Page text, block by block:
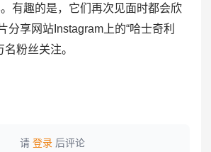
有趣的是，它们再次见面时都会欣
分享网站Instagram上的“哈士奇利
粉丝关注。
请 登录 后评论